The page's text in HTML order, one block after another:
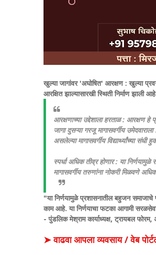
खुल्या जागांवर 'अघोषित' आरक्षण : खुल्या
आरक्षित झाल्यासारखी स्थिती निर्माण झाली
आरक्षणाच्या उद्देशाला हरताळ : आरक्षण हे
जागा दुसऱ्या गरजू मागासवर्गीय
असलेल्या मागासवर्गीय विद्यार्थ्यांच्या संधी
स्पर्धा अधिक तीव्र होणार : या
मागासवर्गीय तरुणांना नोकरी मिळवणे
"या निर्णयामुळे प्रशासनातील बहुजन समाजाचे
काम आहे. या निर्णयाचा फटका आगामी सरळसेवा
- पुंडलिक मेश्राम कार्याध्यक्ष, ट्रायबल फोरम,
➤ वाढवा आपला व्यवसाय / वेब